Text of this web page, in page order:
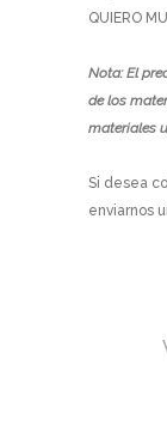
QUIERO
Nota: El
de los
materiales
Si desea
enviarnos